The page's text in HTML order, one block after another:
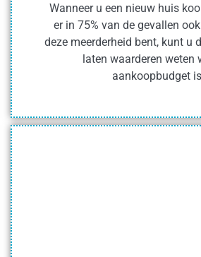
Wanneer u een nieuw huis
er in 75% van de gevallen
deze meerderheid bent, kunt u
laten waarderen weten
aankoopbudget